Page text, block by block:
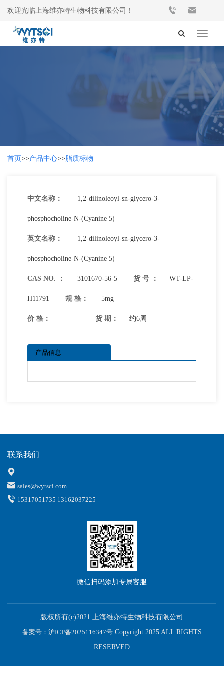
欢迎光临上海维亦特生物科技有限公司！
Toggle
首页>>产品中心>>脂质标物
中文名称： 1,2-dilinoleoyl-sn-glycero-3-
phosphocholine-N-(Cyanine 5)
英文名称： 1,2-dilinoleoyl-sn-glycero-3-
phosphocholine-N-(Cyanine 5)
CAS NO. ： 3101670-56-5 货 号 ： WT-LP-
H11791 规 格： 5mg
价 格： 货 期： 约6周
产品信息
联系我们
sales@wytsci.com
15317051735 13162037225
微信扫码添加专属客服
版权所有(c)2021 上海维亦特生物科技有限公司
备案号：沪ICP备2025116347号Copyright 2025 ALL RIGHTS
RESERVED